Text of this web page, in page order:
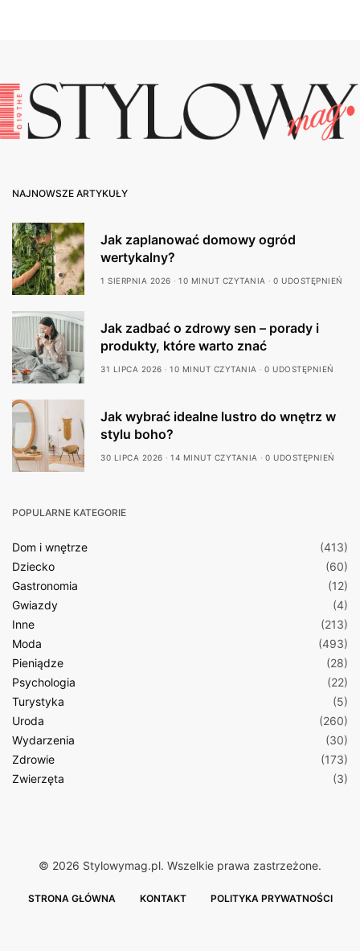
NAJNOWSZE ARTYKUŁY
Jak zaplanować domowy ogród
wertykalny?
1 SIERPNIA 2026 10 MINUT CZYTANIA 0 UDOSTĘPNIEŃ
Jak zadbać o zdrowy sen – porady i
produkty, które warto znać
31 LIPCA 2026 10 MINUT CZYTANIA 0 UDOSTĘPNIEŃ
Jak wybrać idealne lustro do wnętrz w
stylu boho?
30 LIPCA 2026 14 MINUT CZYTANIA 0 UDOSTĘPNIEŃ
POPULARNE KATEGORIE
Dom i wnętrze
(413)
Dziecko
(60)
Gastronomia
(12)
Gwiazdy
(4)
Inne
(213)
Moda
(493)
Pieniądze
(28)
Psychologia
(22)
Turystyka
(5)
Uroda
(260)
Wydarzenia
(30)
Zdrowie
(173)
Zwierzęta
(3)
© 2026 Stylowymag.pl. Wszelkie prawa zastrzeżone.
STRONA GŁÓWNA KONTAKT POLITYKA PRYWATNOŚCI